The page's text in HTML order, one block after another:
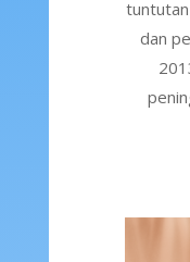
dan